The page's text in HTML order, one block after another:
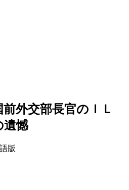
前外交部長官のＩＬ
遺憾
版